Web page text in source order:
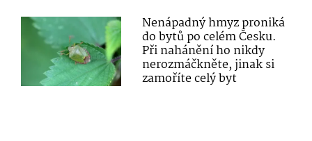
Nenápadný hmyz proniká
do bytů po celém Česku.
Při nahánění ho nikdy
nerozmáčkněte, jinak si
zamoříte celý byt